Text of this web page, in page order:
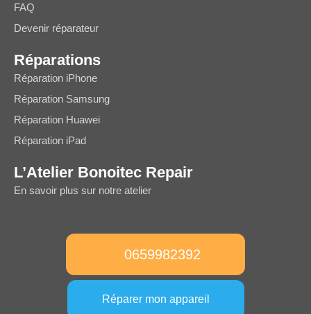
FAQ
Devenir réparateur
Réparations
Réparation iPhone
Réparation Samsung
Réparation Huawei
Réparation iPad
L’Atelier Bonoitec Repair
En savoir plus sur notre atelier
0659982392
Réparer mon appareil